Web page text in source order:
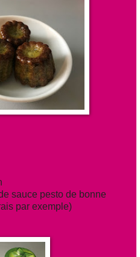
sauce pesto de bonne
par exemple)